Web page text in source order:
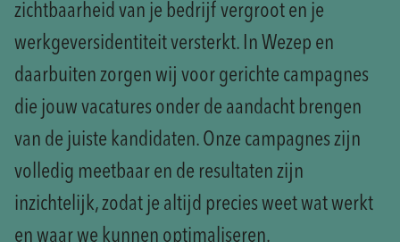
zichtbaarheid van je bedrijf vergroot en je
werkgeversidentiteit versterkt. In Wezep en
daarbuiten zorgen wij voor gerichte campagnes
die jouw vacatures onder de aandacht brengen
van de juiste kandidaten. Onze campagnes zijn
volledig meetbaar en de resultaten zijn
inzichtelijk, zodat je altijd precies weet wat werkt
en waar we kunnen optimaliseren.